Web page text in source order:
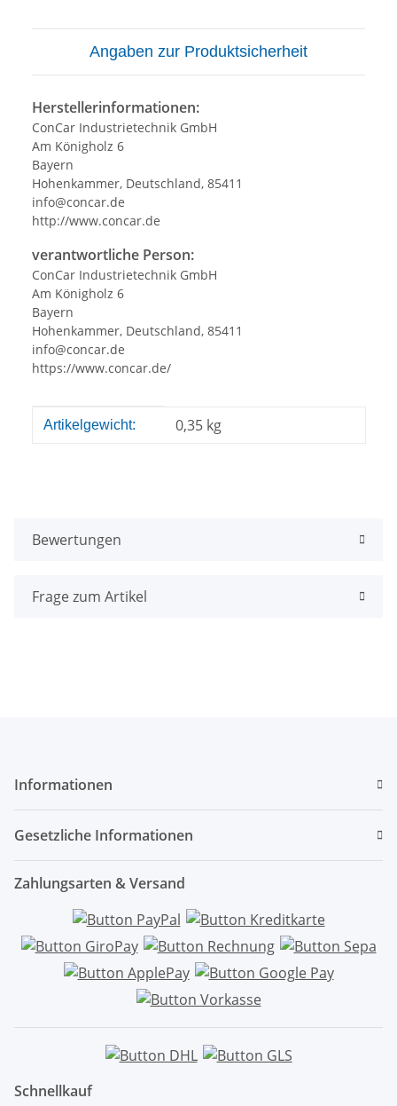
Angaben zur Produktsicherheit
Herstellerinformationen:
ConCar Industrietechnik GmbH
Am Königholz 6
Bayern
Hohenkammer, Deutschland, 85411
info@concar.de
http://www.concar.de
verantwortliche Person:
ConCar Industrietechnik GmbH
Am Königholz 6
Bayern
Hohenkammer, Deutschland, 85411
info@concar.de
https://www.concar.de/
Produkteigenschaft
Wert
Artikelgewicht: 0,35 kg
Bewertungen
Frage zum Artikel
Informationen
Gesetzliche Informationen
Zahlungsarten & Versand
Schnellkauf